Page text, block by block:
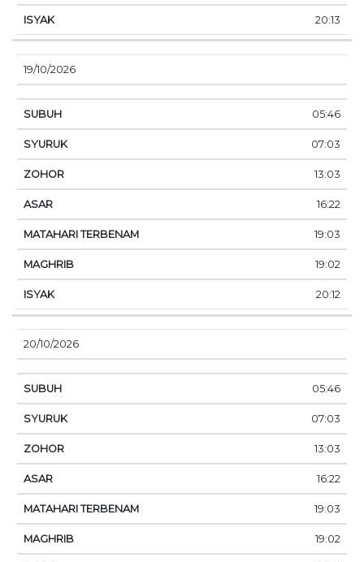
20:13
19/10/2026
05:46
07:03
13:03
16:22
19:03
19:02
20:12
20/10/2026
05:46
07:03
13:03
16:22
19:03
19:02